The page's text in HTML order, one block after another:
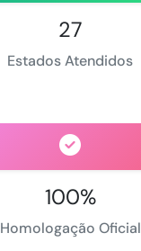
27
Estados Atendidos
100%
Homologação Oficial